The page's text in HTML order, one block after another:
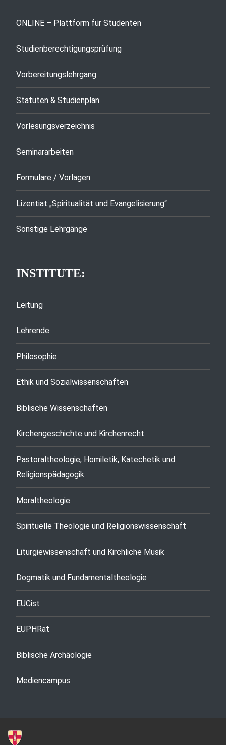
ONLINE – Plattform für Studenten
Studienberechtigungsprüfung
Vorbereitungslehrgang
Statuten & Studienplan
Vorlesungsverzeichnis
Seminararbeiten
Formulare / Vorlagen
Lizentiat „Spiritualität und Evangelisierung“
Sonstige Lehrgänge
INSTITUTE:
Leitung
Lehrende
Philosophie
Ethik und Sozialwissenschaften
Biblische Wissenschaften
Kirchengeschichte und Kirchenrecht
Pastoraltheologie, Homiletik, Katechetik und
Religionspädagogik
Moraltheologie
Spirituelle Theologie und Religionswissenschaft
Liturgiewissenschaft und Kirchliche Musik
Dogmatik und Fundamentaltheologie
EUCist
EUPHRat
Biblische Archäologie
Mediencampus